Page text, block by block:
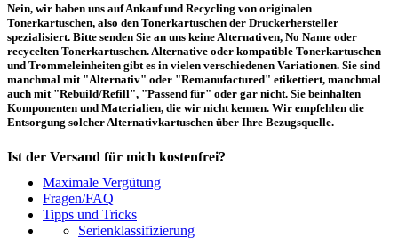
Nein, wir haben uns auf Ankauf und Recycling von originalen
Tonerkartuschen, also den Tonerkartuschen der Druckerhersteller
spezialisiert. Bitte senden Sie an uns keine Alternativen, No Name oder
recycelten Tonerkartuschen. Alternative oder kompatible Tonerkartuschen
und Trommeleinheiten gibt es in vielen verschiedenen Variationen. Sie sind
manchmal mit "Alternativ" oder "Remanufactured" etikettiert, manchmal
auch mit "Rebuild/Refill", "Passend für" oder gar nicht. Sie beinhalten
Komponenten und Materialien, die wir nicht kennen. Wir empfehlen die
Entsorgung solcher Alternativkartuschen über Ihre Bezugsquelle.
Ist der Versand für mich kostenfrei?
Ein kostenfreier, innerdeutscher Versand (Paketmarke bzw.
Palettenabholung) ist erst ab einem Ankaufswert von 30,00€ pro Paket bzw.
150,00€ pro Palette möglich. Unter diesen Werten belaufen sich die
Rücksendekosten auf 7,14€ pro Paket bzw. 59,50€ pro Palette (inkl. MwSt.).
Maximale Vergütung
Fragen/FAQ
Tipps und Tricks
Serienklassifizierung